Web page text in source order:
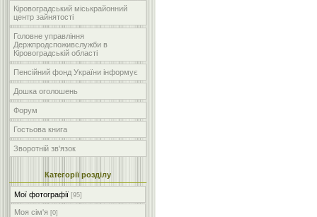
Кіровоградський міськрайонний
центр зайнятості
Головне управління
Держпродспоживслужби в
Кіровоградській області
Пенсійний фонд України інформує
Дошка оголошень
Форум
Гостьова книга
Зворотній зв'язок
Категорії розділу
Мої фотографії [95]
Моя сім'я [0]